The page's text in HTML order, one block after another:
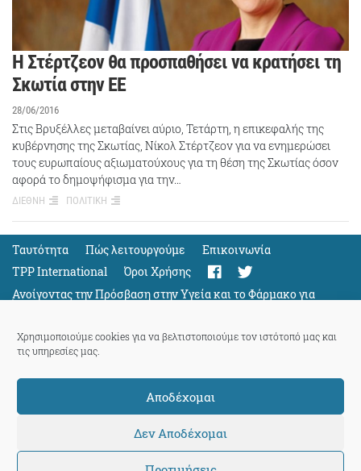
Χρησιμοποιούμε cookies για να βελτιστοποιούμε τον ιστότοπό μας και
τις υπηρεσίες μας.
Αποδέχομαι
Δεν Αποδέχομαι
Η Στέρτζεον θα προσπαθήσει να κρατήσει τη
Σκωτία στην ΕΕ
28/06/2016
Στις Βρυξέλλες μεταβαίνει αύριο, Τετάρτη, η επικεφαλής της
κυβέρνησης της Σκωτίας, Νίκολ Στέρτζεον για να ενημερώσει
τους ευρωπαίους αξιωματούχους για τη θέση της Σκωτίας όσον
αφορά το δημοψήφισμα για την…
ΔΙΕΘΝΗ ΠΟΛΙΤΙΚΗ
Ταυτότητα Πώς λειτουργούμε
Eπικοινωνία
TPP International
Όροι Χρήσης
Ανοίγοντας την Πρόσβαση στην Υγεία και το Φάρμακο για
Όλους
Support
ThePressProject
powered by our community members